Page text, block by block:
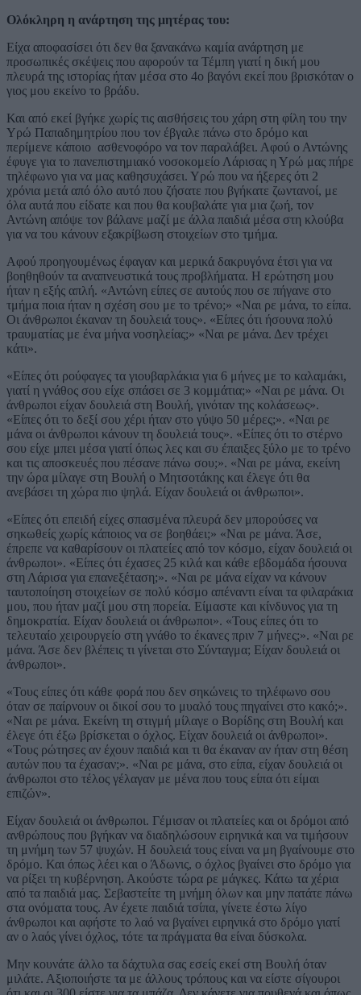
Ολόκληρη η ανάρτηση της μητέρας του:
Είχα αποφασίσει ότι δεν θα ξανακάνω καμία ανάρτηση με
προσωπικές σκέψεις που αφορούν τα Τέμπη γιατί η δική μου
πλευρά της ιστορίας ήταν μέσα στο 4ο βαγόνι εκεί που βρισκόταν ο
γιος μου εκείνο το βράδυ.
Και από εκεί βγήκε χωρίς τις αισθήσεις του χάρη στη φίλη του την
Υρώ Παπαδημητρίου που τον έβγαλε πάνω στο δρόμο και
περίμενε κάποιο ασθενοφόρο να τον παραλάβει. Αφού ο Αντώνης
έφυγε για το πανεπιστημιακό νοσοκομείο Λάρισας η Υρώ μας πήρε
τηλέφωνο για να μας καθησυχάσει. Υρώ που να ήξερες ότι 2
χρόνια μετά από όλο αυτό που ζήσατε που βγήκατε ζωντανοί, με
όλα αυτά που είδατε και που θα κουβαλάτε για μια ζωή, τον
Αντώνη απόψε τον βάλανε μαζί με άλλα παιδιά μέσα στη κλούβα
για να του κάνουν εξακρίβωση στοιχείων στο τμήμα.
Αφού προηγουμένως έφαγαν και μερικά δακρυγόνα έτσι για να
βοηθηθούν τα αναπνευστικά τους προβλήματα. Η ερώτηση μου
ήταν η εξής απλή. «Αντώνη είπες σε αυτούς που σε πήγανε στο
τμήμα ποια ήταν η σχέση σου με το τρένο;» «Ναι ρε μάνα, το είπα.
Οι άνθρωποι έκαναν τη δουλειά τους». «Είπες ότι ήσουνα πολύ
τραυματίας με ένα μήνα νοσηλείας;» «Ναι ρε μάνα. Δεν τρέχει
κάτι».
«Είπες ότι ρούφαγες τα γιουβαρλάκια για 6 μήνες με το καλαμάκι,
γιατί η γνάθος σου είχε σπάσει σε 3 κομμάτια;» «Ναι ρε μάνα. Οι
άνθρωποι είχαν δουλειά στη Βουλή, γινόταν της κολάσεως».
«Είπες ότι το δεξί σου χέρι ήταν στο γύψο 50 μέρες;». «Ναι ρε
μάνα οι άνθρωποι κάνουν τη δουλειά τους». «Είπες ότι το στέρνο
σου είχε μπει μέσα γιατί όπως λες και συ έπαιξες ξύλο με το τρένο
και τις αποσκευές που πέσανε πάνω σου;». «Ναι ρε μάνα, εκείνη
την ώρα μίλαγε στη Βουλή ο Μητσοτάκης και έλεγε ότι θα
ανεβάσει τη χώρα πιο ψηλά. Είχαν δουλειά οι άνθρωποι».
«Είπες ότι επειδή είχες σπασμένα πλευρά δεν μπορούσες να
σηκωθείς χωρίς κάποιος να σε βοηθάει;» «Ναι ρε μάνα. Άσε,
έπρεπε να καθαρίσουν οι πλατείες από τον κόσμο, είχαν δουλειά οι
άνθρωποι». «Είπες ότι έχασες 25 κιλά και κάθε εβδομάδα ήσουνα
στη Λάρισα για επανεξέταση;». «Ναι ρε μάνα είχαν να κάνουν
ταυτοποίηση στοιχείων σε πολύ κόσμο απέναντι είναι τα φιλαράκια
μου, που ήταν μαζί μου στη πορεία. Είμαστε και κίνδυνος για τη
δημοκρατία. Είχαν δουλειά οι άνθρωποι». «Τους είπες ότι το
τελευταίο χειρουργείο στη γνάθο το έκανες πριν 7 μήνες;». «Ναι ρε
μάνα. Άσε δεν βλέπεις τι γίνεται στο Σύνταγμα; Είχαν δουλειά οι
άνθρωποι».
«Τους είπες ότι κάθε φορά που δεν σηκώνεις το τηλέφωνο σου
όταν σε παίρνουν οι δικοί σου το μυαλό τους πηγαίνει στο κακό;».
«Ναι ρε μάνα. Εκείνη τη στιγμή μίλαγε ο Βορίδης στη Βουλή και
έλεγε ότι έξω βρίσκεται ο όχλος. Είχαν δουλειά οι άνθρωποι».
«Τους ρώτησες αν έχουν παιδιά και τι θα έκαναν αν ήταν στη θέση
αυτών που τα έχασαν;». «Ναι ρε μάνα, στο είπα, είχαν δουλειά οι
άνθρωποι στο τέλος γέλαγαν με μένα που τους είπα ότι είμαι
επιζών».
Είχαν δουλειά οι άνθρωποι. Γέμισαν οι πλατείες και οι δρόμοι από
ανθρώπους που βγήκαν να διαδηλώσουν ειρηνικά και να τιμήσουν
τη μνήμη των 57 ψυχών. Η δουλειά τους είναι να μη βγαίνουμε στο
δρόμο. Και όπως λέει και ο Άδωνις, ο όχλος βγαίνει στο δρόμο για
να ρίξει τη κυβέρνηση. Ακούστε τώρα ρε μάγκες. Κάτω τα χέρια
από τα παιδιά μας. Σεβαστείτε τη μνήμη όλων και μην πατάτε πάνω
στα ονόματα τους. Αν έχετε παιδιά τσίπα, γίνετε έστω λίγο
άνθρωποι και αφήστε το λαό να βγαίνει ειρηνικά στο δρόμο γιατί
αν ο λαός γίνει όχλος, τότε τα πράγματα θα είναι δύσκολα.
Μην κουνάτε άλλο τα δάχτυλα σας εσείς εκεί στη Βουλή όταν
μιλάτε. Αξιοποιήστε τα με άλλους τρόπους και να είστε σίγουροι